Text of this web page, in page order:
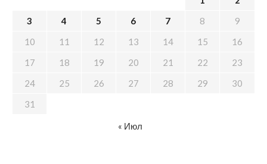
3
4 5 6 7 8
9
10
11 12 13 14 15
16
17
18 19 20 21 22
23
24
25 26 27 28 29
30
31
« Июл